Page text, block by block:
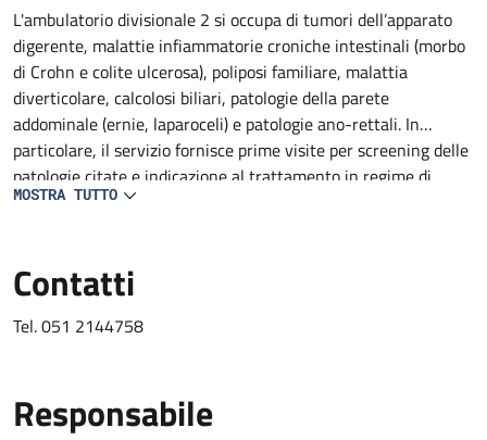
Descrizione
L'ambulatorio divisionale 2 si occupa di tumori dell’apparato
digerente, malattie infiammatorie croniche intestinali (morbo
di Crohn e colite ulcerosa), poliposi familiare, malattia
diverticolare, calcolosi biliari, patologie della parete
addominale (ernie, laparoceli) e patologie ano-rettali. In
particolare, il servizio fornisce prime visite per screening delle
patologie citate e indicazione al trattamento in regime di
ricovero, Day Surgery, amulatoriale ed inserimento nelle
MOSTRA TUTTO
Contatti
Tel. 051 2144758
Responsabile